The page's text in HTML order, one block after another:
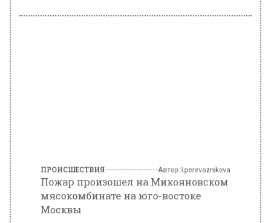
Пожар произошел на крыше Микояновского
мясокомбината на юго-востоке Москвы. Об
этом сообщает АГН «Москва» со ссылкой на
источник в экстренных службах.